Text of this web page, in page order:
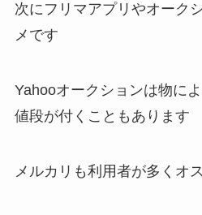
次にフリマアプリやオーク
メ です
Yahooオークションは物に
値段が付くこともあります
メルカリも利用者が多くオ